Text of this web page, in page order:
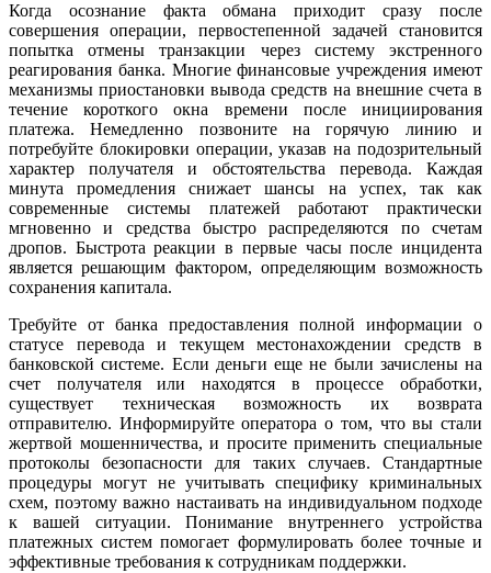
Когда осознание факта обмана приходит сразу после
совершения операции, первостепенной задачей становится
попытка отмены транзакции через систему экстренного
реагирования банка. Многие финансовые учреждения имеют
механизмы приостановки вывода средств на внешние счета в
течение короткого окна времени после инициирования
платежа. Немедленно позвоните на горячую линию и
потребуйте блокировки операции, указав на подозрительный
характер получателя и обстоятельства перевода. Каждая
минута промедления снижает шансы на успех, так как
современные системы платежей работают практически
мгновенно и средства быстро распределяются по счетам
дропов. Быстрота реакции в первые часы после инцидента
является решающим фактором, определяющим возможность
сохранения капитала.
Требуйте от банка предоставления полной информации о
статусе перевода и текущем местонахождении средств в
банковской системе. Если деньги еще не были зачислены на
счет получателя или находятся в процессе обработки,
существует техническая возможность их возврата
отправителю. Информируйте оператора о том, что вы стали
жертвой мошенничества, и просите применить специальные
протоколы безопасности для таких случаев. Стандартные
процедуры могут не учитывать специфику криминальных
схем, поэтому важно настаивать на индивидуальном подходе
к вашей ситуации. Понимание внутреннего устройства
платежных систем помогает формулировать более точные и
эффективные требования к сотрудникам поддержки.